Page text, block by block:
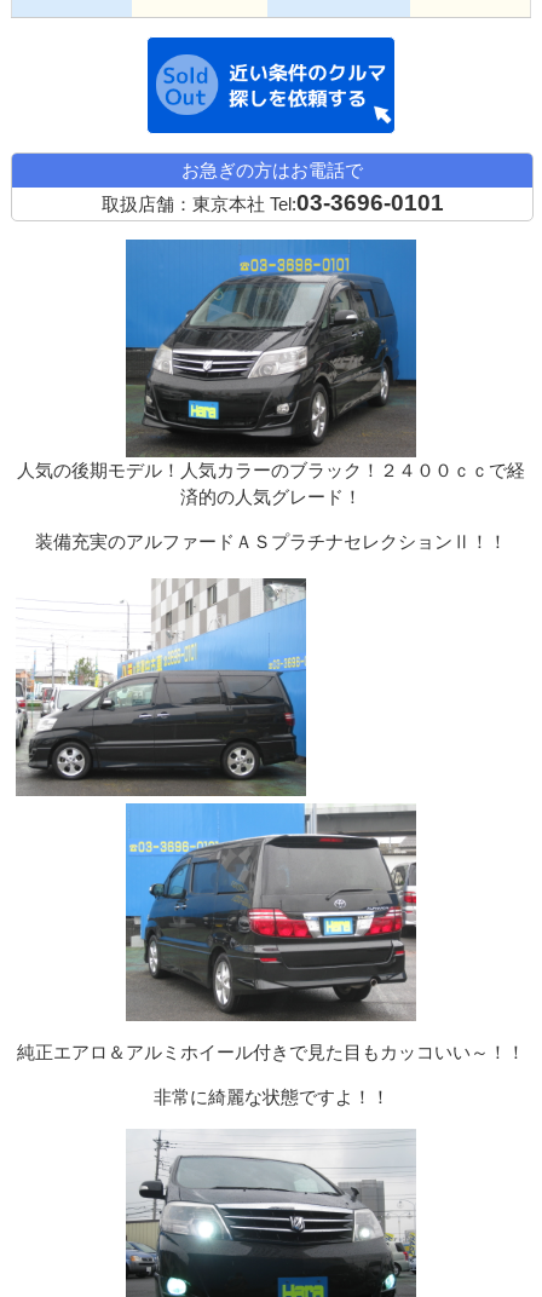
お急ぎの方はお電話で
取扱店舗：東京本社 Tel:03-3696-0101
人気の後期モデル！人気カラーのブラック！２４００ｃｃで経
済的の人気グレード！
装備充実のアルファードＡＳプラチナセレクションⅡ！！
純正エアロ＆アルミホイール付きで見た目もカッコいい～！！
非常に綺麗な状態ですよ！！